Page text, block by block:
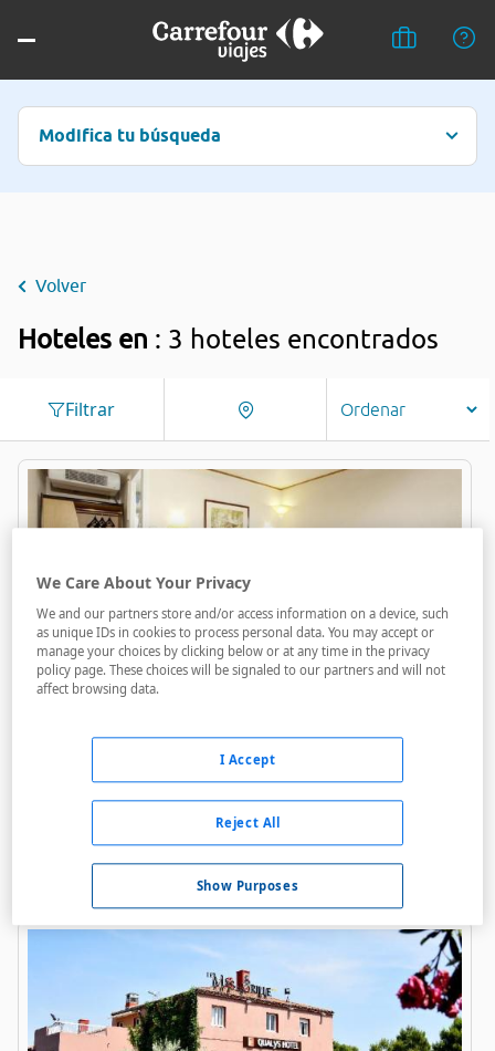
Modifica tu búsqueda
Volver
Hoteles en : 3 hoteles encontrados
Filtrar
Campanile Montpellier Ouest - Saint
Jean De Védas
Acceso personas con movilidad reducida
Internet
We Care About Your Privacy
We and our partners store and/or access information on a device, such
as unique IDs in cookies to process personal data. You may accept or
manage your choices by clicking below or at any time in the privacy
policy page. These choices will be signaled to our partners and will not
affect browsing data.
Show Purposes
Reject All
I Accept